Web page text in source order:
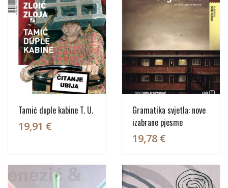
Tamić duple kabine T. U.
19,91 €
Gramatika svjetla: nove
izabrane pjesme
19,78 €